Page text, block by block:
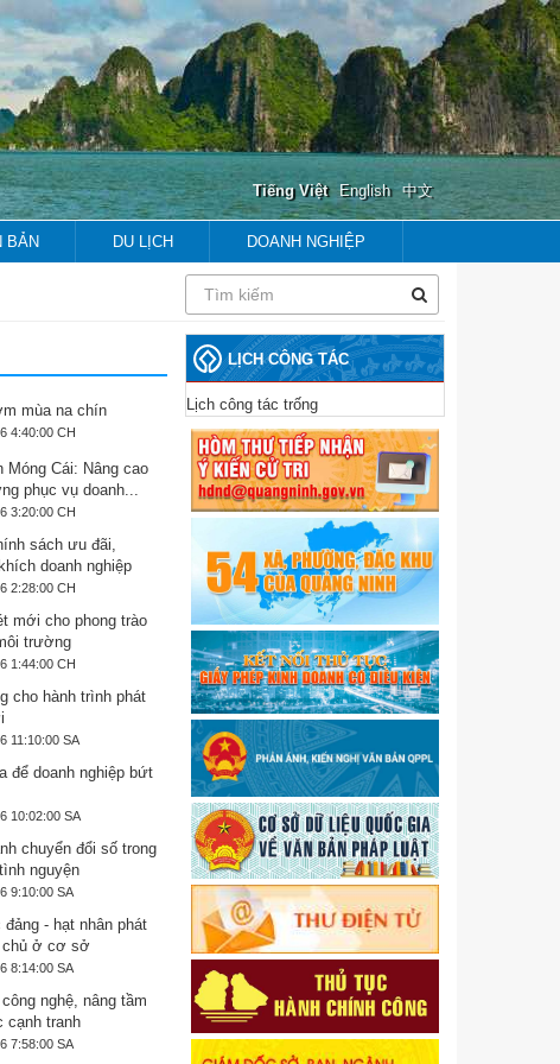
next
Tiếng Việt English 中文
BẢN DU LỊCH DOANH NGHIỆP
mùa na chín
4:40:00 CH
Móng Cái: Nâng cao
phục vụ doanh...
3:20:00 CH
sách ưu đãi,
doanh nghiệp
2:28:00 CH
mới cho phong trào
trường
1:44:00 CH
cho hành trình phát
11:10:00 SA
để doanh nghiệp bứt
10:02:00 SA
chuyển đổi số trong
nguyện
9:10:00 SA
- hạt nhân phát
chủ ở cơ sở
8:14:00 SA
nghệ, nâng tầm
cạnh tranh
7:58:00 SA
LỊCH CÔNG TÁC
Lịch công tác trống